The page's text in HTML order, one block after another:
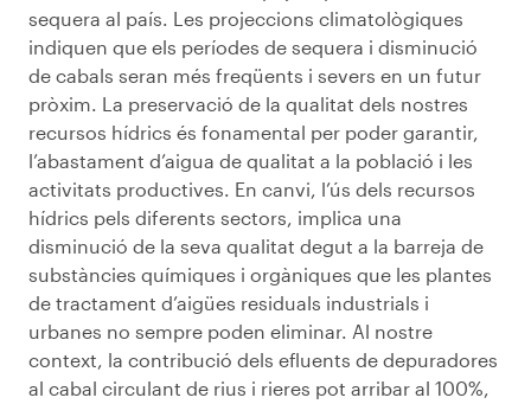
sequera al país. Les projeccions climatològiques
indiquen que els períodes de sequera i disminució
de cabals seran més freqüents i severs en un futur
pròxim. La preservació de la qualitat dels nostres
recursos hídrics és fonamental per poder garantir,
l’abastament d’aigua de qualitat a la població i les
activitats productives. En canvi, l’ús dels recursos
hídrics pels diferents sectors, implica una
disminució de la seva qualitat degut a la barreja de
substàncies químiques i orgàniques que les plantes
de tractament d’aigües residuals industrials i
urbanes no sempre poden eliminar. Al nostre
context, la contribució dels efluents de depuradores
al cabal circulant de rius i rieres pot arribar al 100%,